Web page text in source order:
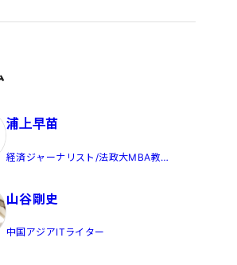
浦上早苗
経済ジャーナリスト/法政大MBA教
山谷剛史
中国アジアITライター